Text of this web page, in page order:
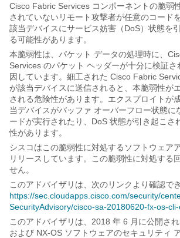
Cisco Fabric Services コンポーネントの脆弱
されていないリモート攻撃者が任意のコード
該当デバイスにサービス妨害（DoS）状態を
る可能性があります。
本脆弱性は、パケット データの処理時に、
Services のパケット ヘッダーが十分に検証さ
因しています。細工された Cisco Fabric
が該当デバイスに送信されると、本脆弱性が
される危険性があります。エクスプロイトが
当デバイスがバッファ オーバーフロー状態に
ードが実行されたり、DoS 状態が引き起こさ
性があります。
シスコはこの脆弱性に対処するソフトウェア
リリースしています。この脆弱性に対処する
せん。
このアドバイザリは、次のリンクより確認でき
https://sec.cloudapps.cisco.com/security/
SecurityAdvisory/cisco-sa-20180620-fx-os-
このアドバイザリは、2018 年 6 月に公開さ
および NX-OS ソフトウェアのセキュリティ